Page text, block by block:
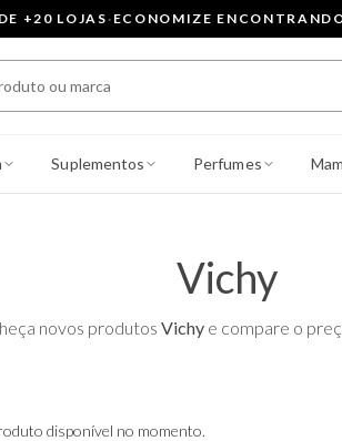
+20 LOJAS· ECONOMIZE
Suplementos Perfumes
Vichy
novos produtos Vichy e compare o
disponível no momento.